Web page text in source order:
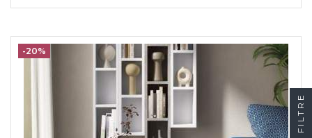
-20%
FILTRE